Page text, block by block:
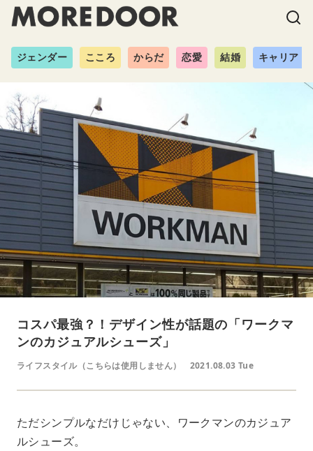
ジェンダー こころ からだ 恋愛 結婚 キャリア
コスパ最強？！デザイン性が話題の「ワークマ
ンのカジュアルシューズ」
ライフスタイル（こちらは使用しません） 2021.08.03 Tue
ただシンプルなだけじゃない、ワークマンのカジュア
ルシューズ。